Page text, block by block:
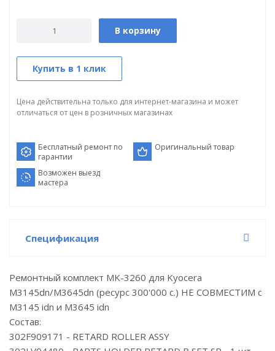
В корзину
Купить в 1 клик
Цена действительна только для интернет-магазина и может
отличаться от цен в розничных магазинах
Бесплатный ремонт по
гарантии
Оригинальный товар
Возможен выезд
мастера
Спецификация
Ремонтный комплект MK-3260 для Kyocera
M3145dn/M3645dn (ресурс 300'000 c.) НЕ СОВМЕСТИМ с
M3145 idn и M3645 idn
Состав:
302F909171 - RETARD ROLLER ASSY